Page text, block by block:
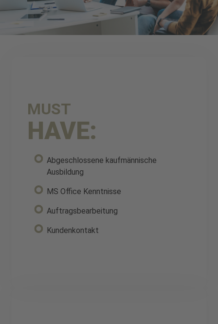
MUST
HAVE:
Abgeschlossene kaufmännische
Ausbildung
MS Office Kenntnisse
Auftragsbearbeitung
Kundenkontakt